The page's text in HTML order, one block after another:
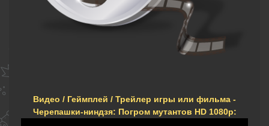
Видео / Геймплей / Трейлер игры или фильма -
Черепашки-ниндзя: Погром мутантов HD 1080p: